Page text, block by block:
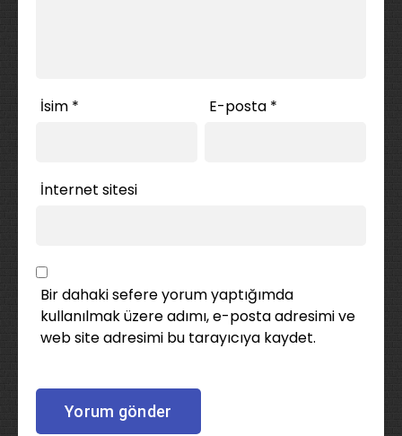
İsim * E-posta *
İnternet sitesi
Bir dahaki sefere yorum yaptığımda
kullanılmak üzere adımı, e-posta adresimi ve
web site adresimi bu tarayıcıya kaydet.